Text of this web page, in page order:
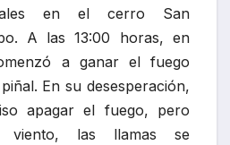
en el cerro San
A las 13:00 horas, en
a ganar el fuego
En su desesperación,
apagar el fuego, pero
las llamas se